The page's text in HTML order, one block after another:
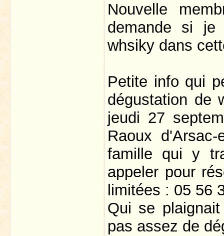
Nouvelle
demande si
whsiky dans
Petite info qui
dégustation de
jeudi 27
Raoux
famille qui y
appeler pour
limitées : 05 56
Qui se
pas assez de